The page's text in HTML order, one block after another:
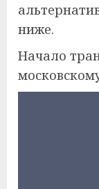
ниже.
Начало